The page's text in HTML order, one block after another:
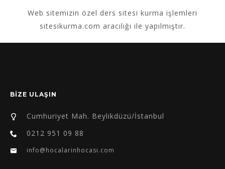
Web sitemizin özel ders sitesi kurma işlemleri
sitesikurma.com aracılığı ile yapılmıştır.
BİZE ULAŞIN
Cumhuriyet Mah. Beylikdüzü/İstanbul
0212 951 09 88
info@hocalarinhocasi.com